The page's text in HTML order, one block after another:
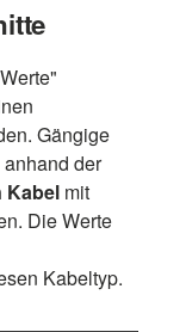
Gängige
der
Kabel mit
Die Werte
Kabeltyp.